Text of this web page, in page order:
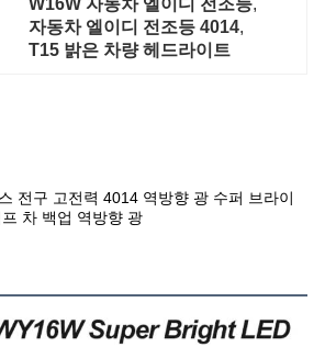
W16W 자동차 엘이디 전조등,
자동차 엘이디 전조등 4014,
T15 밝은 차량 헤드라이트
전구 고전력 4014 역방향 광 수퍼 브라이
차 백업 역방향 광